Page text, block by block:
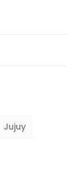
Jujuy